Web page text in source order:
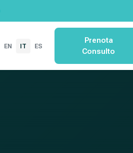
EN IT ES
Prenota
Consulto